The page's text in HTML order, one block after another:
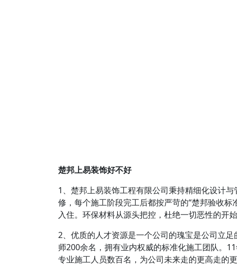
楚邦上易装饰好不好
1、楚邦上易装饰工程有限公司秉持精细化设计
修，每个施工阶段完工后都按严苛的“楚邦验收
入住。环保材料从源头把控，杜绝一切恶性的开
2、优质的人才资源是一个公司的瑰宝是公司立
师200余名，拥有业内权威的标准化施工团队。
专业施工人员数百名，为公司未来走的更高走的